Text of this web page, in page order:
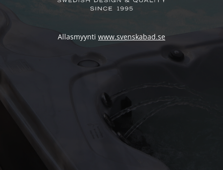
Allasmyynti www.svenskabad.se